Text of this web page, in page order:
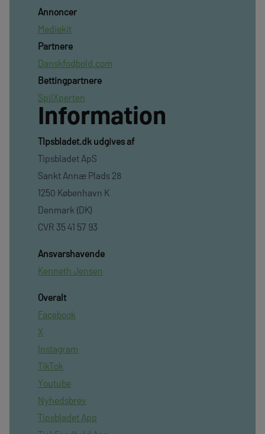
Annoncer
Mediekit
Partnere
Danskfodbold.com
Bettingpartnere
SpilXperten
Information
TIpsbladet.dk udgives af
Tipsbladet ApS
Sankt Annæ Plads 28
1250 København K
Denmark (DK)
CVR 35 41 57 93
Ansvarshavende
Kenneth Jensen
Overalt
Facebook
X
Instagram
TikTok
Youtube
Nyhedsbrev
Tipsbladet App